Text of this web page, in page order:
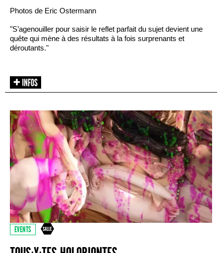
Photos de Eric Ostermann
"S’agenouiller pour saisir le reflet parfait du sujet devient une
quête qui mène à des résultats à la fois surprenants et
déroutants."
EVENTS